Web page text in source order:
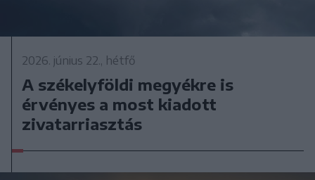
2026. június 22., hétfő
A székelyföldi megyékre is
érvényes a most kiadott
zivatarriasztás